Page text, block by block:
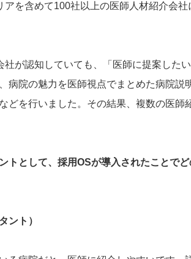
アを含めて100社以上の医師人材紹介会
社が認知していても、「医師に提案した
病院の魅力を医師視点でまとめた病院説
どを行いました。その結果、複数の医師
として、採用OSが導入されたことで
ント）